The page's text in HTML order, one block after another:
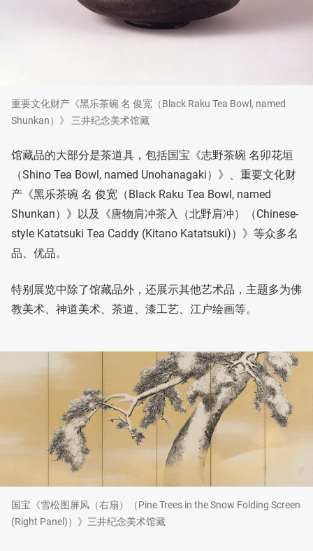
重要文化财产《黑乐茶碗 名 俊宽（Black Raku Tea Bowl, named
Shunkan）》 三井纪念美术馆藏
馆藏品的大部分是茶道具，包括国宝《志野茶碗 名卯花垣
（Shino Tea Bowl, named Unohanagaki）》、重要文化财
产《黑乐茶碗 名 俊宽（Black Raku Tea Bowl, named
Shunkan）》以及《唐物肩冲茶入（北野肩冲）（Chinese-
style Katatsuki Tea Caddy (Kitano Katatsuki)）》等众多名
品、优品。
特别展览中除了馆藏品外，还展示其他艺术品，主题多为佛
教美术、神道美术、茶道、漆工艺、江户绘画等。
国宝《雪松图屏风（右扇）（Pine Trees in the Snow Folding Screen
(Right Panel)）》三井纪念美术馆藏